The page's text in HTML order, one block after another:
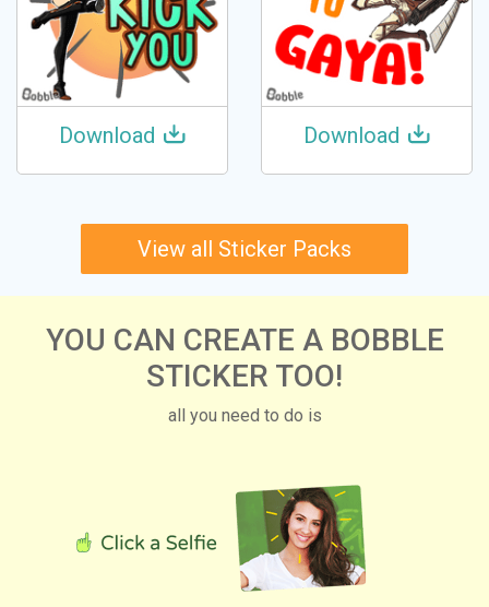
Download Download
View all Sticker Packs
YOU CAN CREATE A BOBBLE
STICKER TOO!
all you need to do is